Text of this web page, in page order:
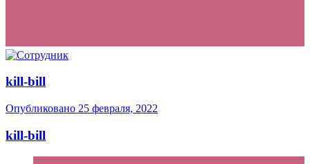
kill-bill
Опубликовано 25 февраля, 2022
kill-bill